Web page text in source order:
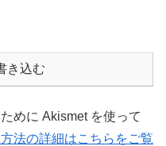
き込む
めに Akismet を使って
法の詳細はこちらをご覧